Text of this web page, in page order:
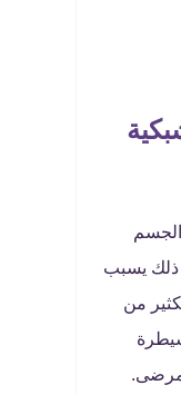
ذلك يسبب
من